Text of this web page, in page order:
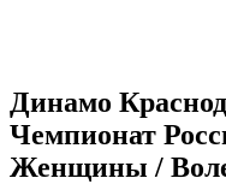
Динамо
Чемпионат
Женщины /